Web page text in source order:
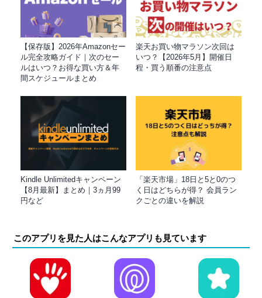
【保存版】2026年Amazonセー
ル完全攻略ガイド｜次のセー
ルはいつ？お得な買い方＆年
間スケジュールまとめ
楽天お買い物マラソン次回は
いつ？【2026年5月】開催日
程・買う順番の注意点
Kindle Unlimitedキャンペーン
【8月最新】まとめ｜3ヵ月99
円など
「楽天市場」18日と5と0のつ
く日はどちらが得？ 会員ラン
クごとの違いを解説
このアプリを見た人はこんなアプリも見ています